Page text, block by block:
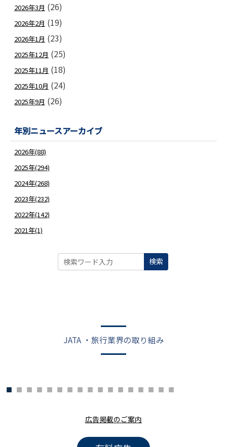
2026年3月 (26)
2026年2月 (19)
2026年1月 (23)
2025年12月 (25)
2025年11月 (18)
2025年10月 (24)
2025年9月 (26)
年別ニュースアーカイブ
2026年(88)
2025年(294)
2024年(268)
2023年(232)
2022年(142)
2021年(1)
検索
JATA ・旅行業界の取り組み
広告掲載のご案内